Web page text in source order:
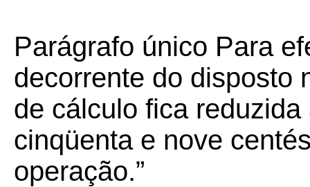
Parágrafo único Para
decorrente do disposto
de cálculo fica
cinqüenta e nove
operação.”